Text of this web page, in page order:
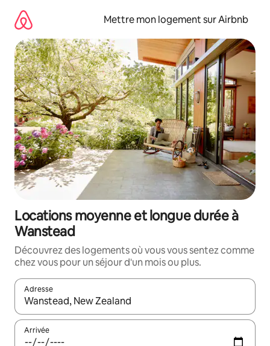
directement
contenu
Mettre mon logement sur Airbnb
Locations moyenne et longue durée à
Wanstead
Découvrez des logements où vous vous sentez comme
chez vous pour un séjour d'un mois ou plus.
Adresse
Lorsque les résultats s'affichent, utilisez les flèches vers le
Arrivée